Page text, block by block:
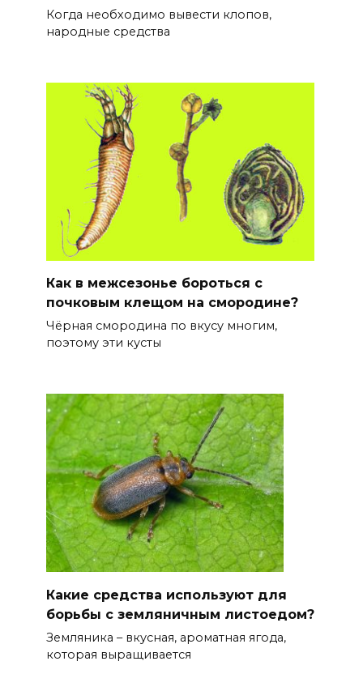
Когда необходимо вывести клопов,
народные средства
Как в межсезонье бороться с
почковым клещом на смородине?
Чёрная смородина по вкусу многим,
поэтому эти кусты
Какие средства используют для
борьбы с земляничным листоедом?
Земляника – вкусная, ароматная ягода,
которая выращивается